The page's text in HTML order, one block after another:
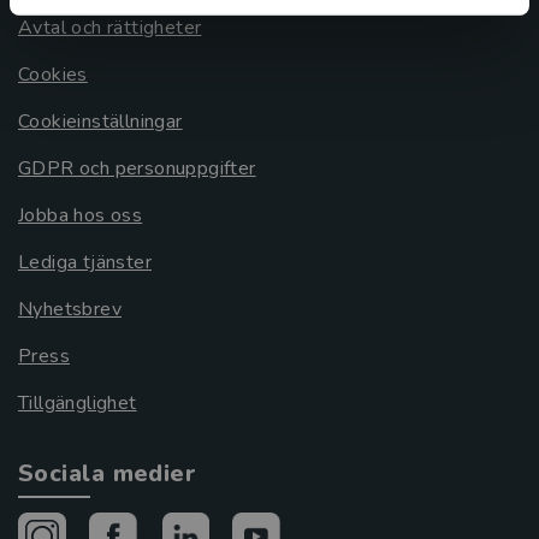
Avtal och rättigheter
Cookies
Cookieinställningar
GDPR och personuppgifter
Jobba hos oss
Lediga tjänster
Nyhetsbrev
Press
Tillgänglighet
Sociala medier